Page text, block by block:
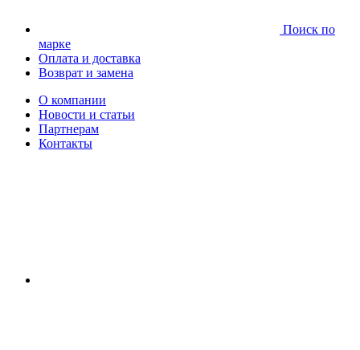
Поиск по
марке
Оплата и доставка
Возврат и замена
О компании
Новости и статьи
Партнерам
Контакты